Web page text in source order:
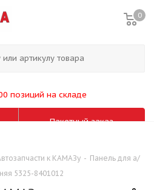
0
позиций на складе
Пакетный заказ
к КАМАЗу - Панель для а/
5325-8401012